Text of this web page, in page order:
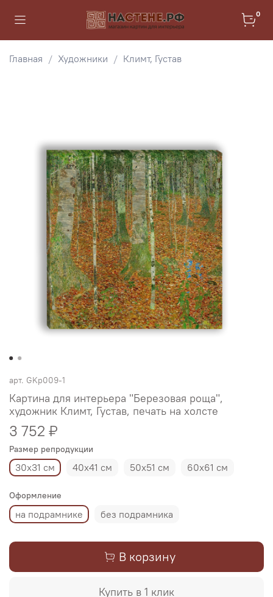
0
Главная Художники Климт, Густав
арт. GKp009-1
Картина для интерьера "Березовая роща",
художник Климт, Густав, печать на холсте
3 752 ₽
Размер репродукции
30х31 см 40х41 см 50х51 см 60х61 см
Оформление
на подрамнике без подрамника
В корзину
Купить в 1 клик